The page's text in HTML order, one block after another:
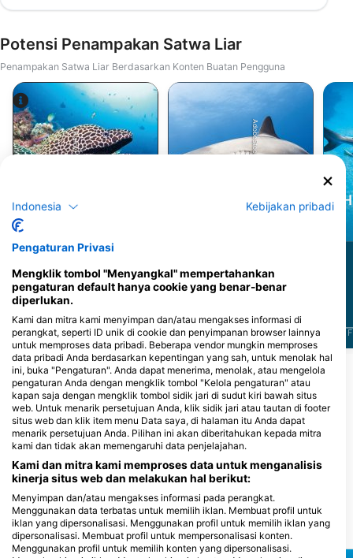
Potensi Penampakan Satwa Liar
Penampakan Satwa Liar Berdasarkan Konten Buatan Pengguna
Alamy-WaterFrame
Belut Moray
J F M A M J J A S O N D
AdobeStock-Marc Henauer
Grey Reef Shark
J F M A M J J A S O N D F
Pusat Penyelaman yang Melayani Situs
Selam Ini
DivePoint Rannalhi
Adaaran Club Rannalhi, 20026
South Male Atoll, Maladewa
Situs penyelaman terdekat
Indonesia Kebijakan pribadi
Pengaturan Privasi
Mengklik tombol "Menyangkal" mempertahankan
pengaturan default hanya cookie yang benar-benar
diperlukan.
Kami dan mitra kami menyimpan dan/atau mengakses informasi di
perangkat, seperti ID unik di cookie dan penyimpanan browser lainnya
untuk memproses data pribadi. Beberapa vendor mungkin memproses
data pribadi Anda berdasarkan kepentingan yang sah, untuk menolak hal
ini, buka "Pengaturan". Anda dapat menerima, menolak, atau mengelola
pengaturan Anda dengan mengklik tombol "Kelola pengaturan" atau
kapan saja dengan mengklik tombol sidik jari di sudut kiri bawah situs
web. Untuk menarik persetujuan Anda, klik sidik jari atau tautan di footer
situs web dan klik item menu Data saya, di halaman itu Anda dapat
menarik persetujuan Anda. Pilihan ini akan diberitahukan kepada mitra
kami dan tidak akan memengaruhi data penjelajahan.
Kami dan mitra kami memproses data untuk menganalisis
kinerja situs web dan melakukan hal berikut:
Menyimpan dan/atau mengakses informasi pada perangkat.
Menggunakan data terbatas untuk memilih iklan. Membuat profil untuk
iklan yang dipersonalisasi. Menggunakan profil untuk memilih iklan yang
dipersonalisasi. Membuat profil untuk mempersonalisasi konten.
Menggunakan profil untuk memilih konten yang dipersonalisasi.